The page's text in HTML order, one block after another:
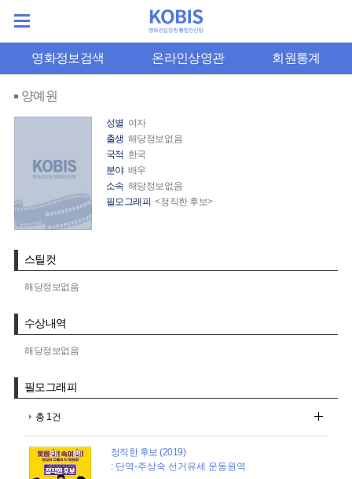
영화정보검색 온라인상영관 회원통계
양예원
성별 여자
출생 해당정보없음
국적 한국
분야 배우
소속 해당정보없음
필모그래피 <정직한 후보>
스틸컷
해당정보없음
수상내역
해당정보없음
필모그래피
총 1건
정직한 후보 (2019)
: 단역-주상숙 선거유세 운동원역